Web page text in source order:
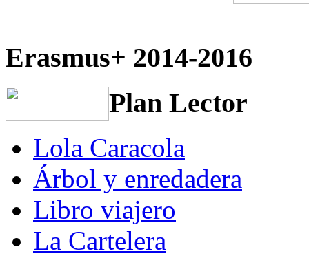
Erasmus+ 2014-2016
Plan Lector
Lola Caracola
Árbol y enredadera
Libro viajero
La Cartelera